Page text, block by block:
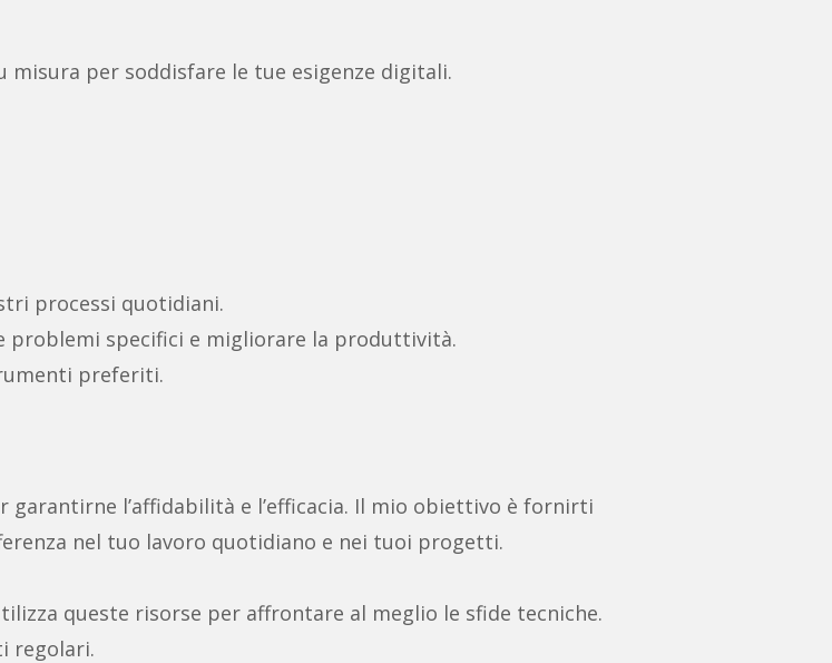
per soddisfare le tue esigenze digitali.
processi quotidiani.
problemi specifici e migliorare la produttività.
preferiti.
l’affidabilità e l’efficacia. Il mio obiettivo è fornirti
nel tuo lavoro quotidiano e nei tuoi progetti.
queste risorse per affrontare al meglio le sfide tecniche.
regolari.